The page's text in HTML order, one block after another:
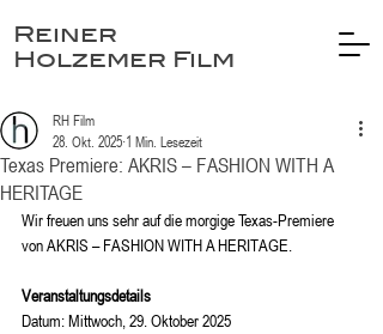
Reiner
Holzemer Film
Texas Premiere: AKRIS – FASHION WITH A
HERITAGE
RH Film
28. Okt. 2025 1 Min. Lesezeit
Wir freuen uns sehr auf die morgige Texas-Premiere
von AKRIS – FASHION WITH A HERITAGE.
Veranstaltungsdetails
Datum: Mittwoch, 29. Oktober 2025